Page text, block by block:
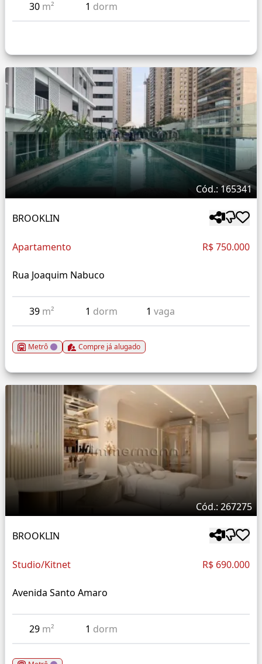
30 m² 1 dorm
Cód.: 165341
BROOKLIN
Apartamento R$ 750.000
Rua Joaquim Nabuco
39 m² 1 dorm 1vaga
Metrô Compre já alugado
Cód.: 267275
BROOKLIN
Studio/Kitnet R$ 690.000
Avenida Santo Amaro
29 m² 1 dorm